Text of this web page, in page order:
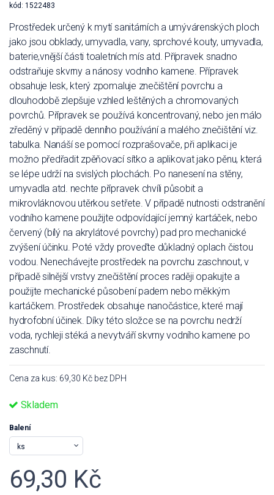
kód: 1522483
Prostředek určený k mytí sanitárních a umývárenských ploch
jako jsou obklady, umyvadla, vany, sprchové kouty, umyvadla,
baterie,vnější části toaletních mís atd. Přípravek snadno
odstraňuje skvrny a nánosy vodního kamene. Přípravek
obsahuje lesk, který zpomaluje znečištění povrchu a
dlouhodobě zlepšuje vzhled leštěných a chromovaných
povrchů. Přípravek se používá koncentrovaný, nebo jen málo
zředěný v případě denního používání a malého znečištění viz.
tabulka. Nanáší se pomocí rozprašovače, při aplikaci je
možno předřadit zpěňovací sítko a aplikovat jako pěnu, která
se lépe udrží na svislých plochách. Po nanesení na stěny,
umyvadla atd. nechte přípravek chvíli působit a
mikrovláknovou utěrkou setřete. V případě nutnosti odstranění
vodního kamene použijte odpovídající jemný kartáček, nebo
červený (bílý na akrylátové povrchy) pad pro mechanické
zvýšení účinku. Poté vždy proveďte důkladný oplach čistou
vodou. Nenechávejte prostředek na povrchu zaschnout, v
případě silnější vrstvy znečištění proces raději opakujte a
použijte mechanické působení padem nebo měkkým
kartáčkem. Prostředek obsahuje nanočástice, které mají
hydrofobní účinek. Díky této složce se na povrchu nedrží
voda, rychleji stéká a nevytváří skvrny vodního kamene po
zaschnutí.
Cena za kus: 69,30 Kč bez DPH
Skladem
Balení
69,30 Kč